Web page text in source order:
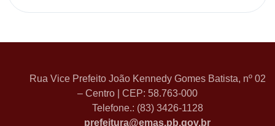
Rua Vice Prefeito João Kennedy Gomes Batista, nº 02
– Centro | CEP: 58.763-000
Telefone.: (83) 3426-1128
prefeitura@emas.pb.gov.br